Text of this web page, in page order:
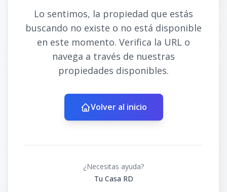
Lo sentimos, la propiedad que estás
buscando no existe o no está disponible
en este momento. Verifica la URL o
navega a través de nuestras
propiedades disponibles.
Volver al inicio
¿Necesitas ayuda?
Tu Casa RD